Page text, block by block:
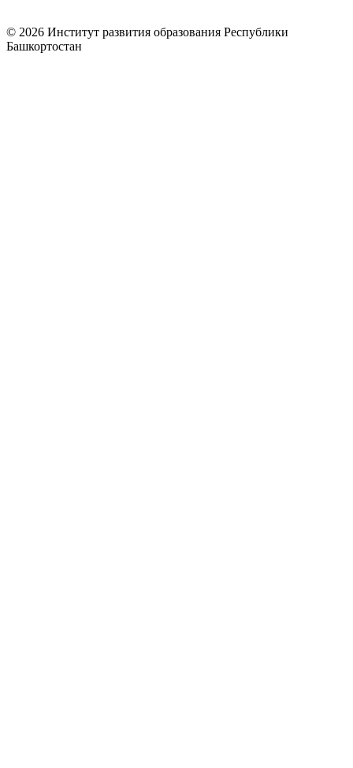
© 2026 Институт развития образования Республики
Башкортостан